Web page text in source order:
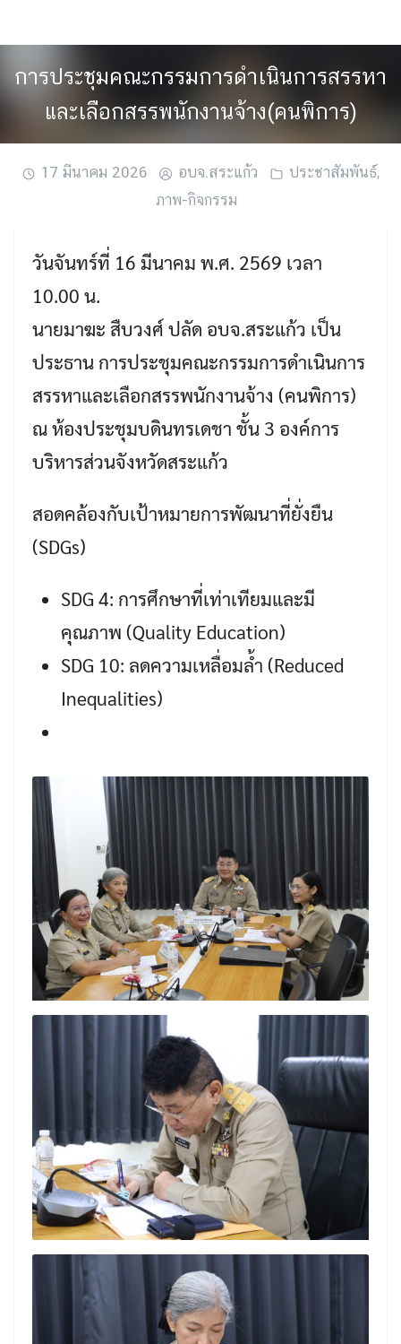
Search
for:
Search
การประชุมคณะกรรมการดำเนินการสรรหา
และเลือกสรรพนักงานจ้าง(คนพิการ)
17 มีนาคม 2026 อบจ.สระแก้ว ประชาสัมพันธ์,
ภาพ-กิจกรรม
วันจันทร์ที่ 16 มีนาคม พ.ศ. 2569 เวลา
10.00 น.
นายมาฆะ สืบวงศ์ ปลัด อบจ.สระแก้ว เป็น
ประธาน การประชุมคณะกรรมการดำเนินการ
สรรหาและเลือกสรรพนักงานจ้าง (คนพิการ)
ณ ห้องประชุมบดินทรเดชา ชั้น 3 องค์การ
บริหารส่วนจังหวัดสระแก้ว
สอดคล้องกับเป้าหมายการพัฒนาที่ยั่งยืน
(SDGs)
SDG 4: การศึกษาที่เท่าเทียมและมี
คุณภาพ (Quality Education)
SDG 10: ลดความเหลื่อมล้ำ (Reduced
Inequalities)